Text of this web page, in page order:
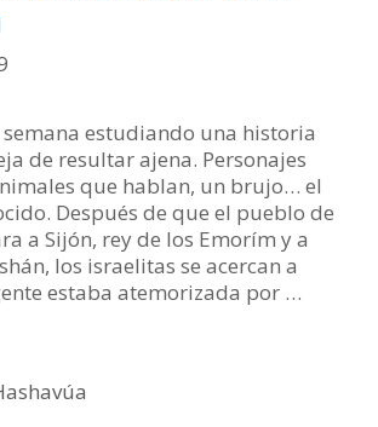
semana estudiando una historia
de resultar ajena. Personajes
que hablan, un brujo… el
Después de que el pueblo de
a Sijón, rey de los Emorím y a
los israelitas se acercan a
estaba atemorizada por …